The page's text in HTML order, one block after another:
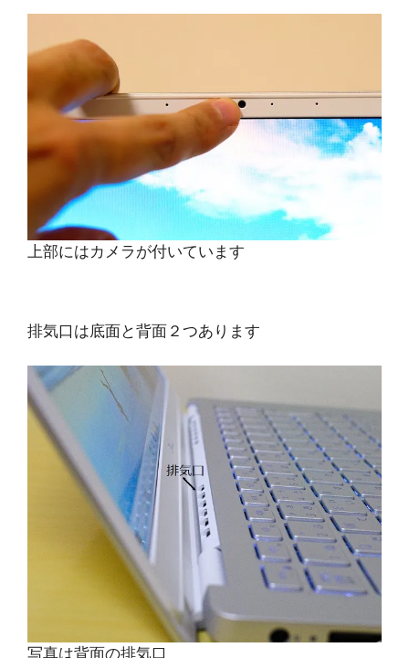
上部にはカメラが付いています
排気口は底面と背面２つあります
写真は背面の排気口